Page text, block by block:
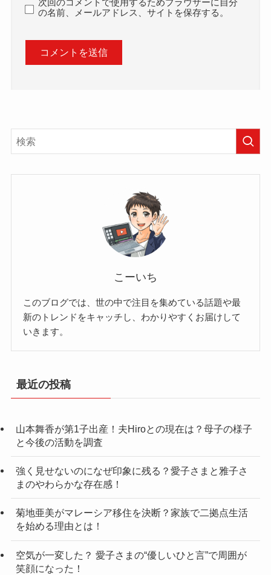
次回のコメントで使用するためブラウザーに自分
の名前、メールアドレス、サイトを保存する。
こーいち
このブログでは、世の中で注目を集めている話題や最
新のトレンドをキャッチし、わかりやすくお届けして
いきます。
最近の投稿
山本舞香が第1子出産！夫Hiroとの現在は？母子の様子
と今後の活動を調査
強く見せないのになぜ印象に残る？愛子さまと雅子さ
まのやわらかな存在感！
菊地亜美がマレーシア移住を決断？家族で二拠点生活
を始める理由とは！
空気が一変した？ 愛子さまの“優しいひと言”で周囲が
笑顔になった！